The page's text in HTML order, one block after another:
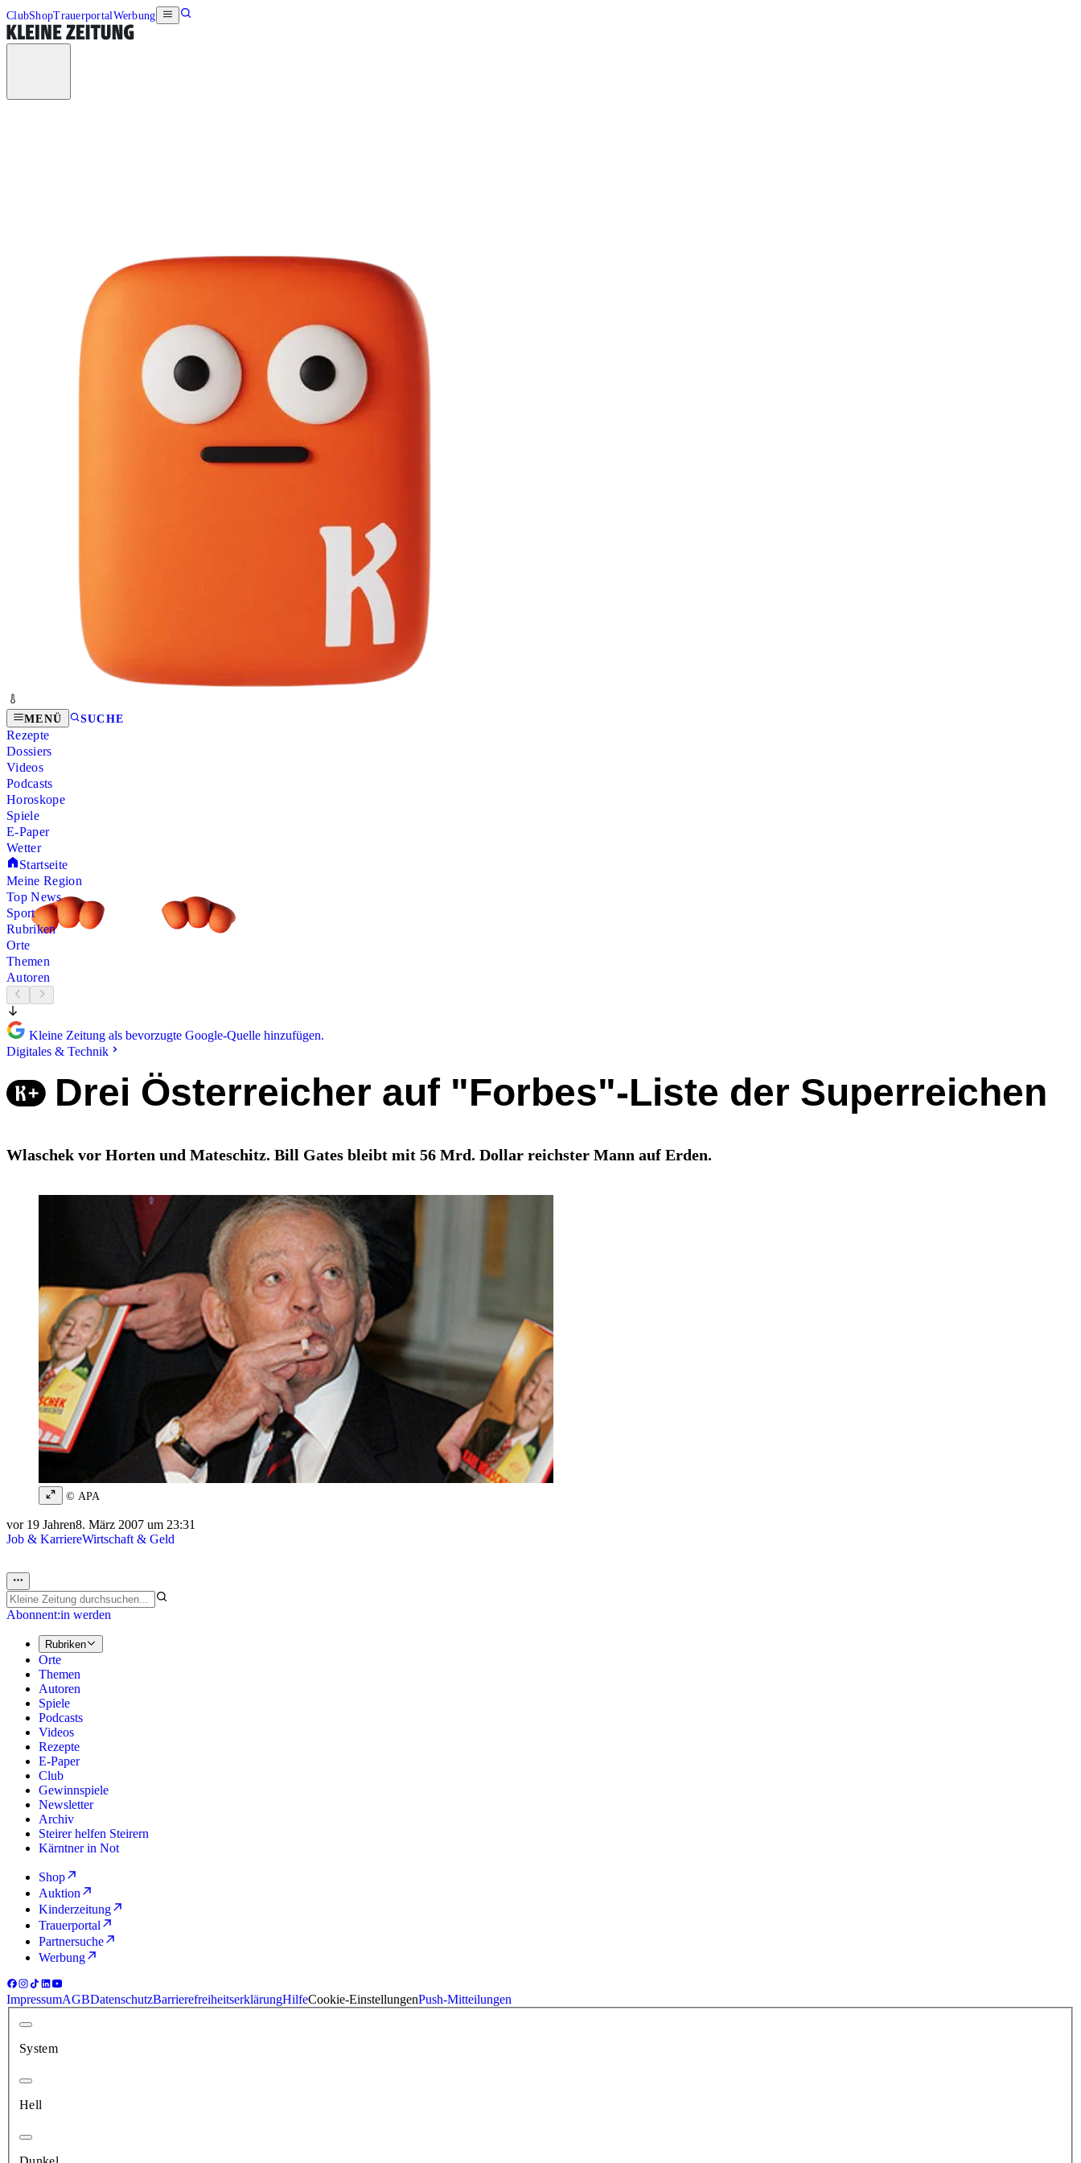
ClubShopTrauerportalWerbung
MENÜ SUCHE
Rezepte
Dossiers
Videos
Podcasts
Horoskope
Spiele
E-Paper
Wetter
Startseite
Meine Region
Top News
Sport
Rubriken
Orte
Themen
Autoren
Kleine Zeitung als bevorzugte Google-Quelle hinzufügen.
Digitales & Technik
Drei Österreicher auf "Forbes"-Liste der Superreichen
Wlaschek vor Horten und Mateschitz. Bill Gates bleibt mit 56 Mrd. Dollar reichster Mann auf Erden.
© APA
vor 19 Jahren8. März 2007 um 23:31
Job & KarriereWirtschaft & Geld
Abonnent:in werden
Rubriken
Orte
Themen
Autoren
Spiele
Podcasts
Videos
Rezepte
E-Paper
Club
Gewinnspiele
Newsletter
Archiv
Steirer helfen Steirern
Kärntner in Not
Shop
Auktion
Kinderzeitung
Trauerportal
Partnersuche
Werbung
ImpressumAGBDatenschutzBarrierefreiheitserklärungHilfeCookie-EinstellungenPush-Mitteilungen
System
Hell